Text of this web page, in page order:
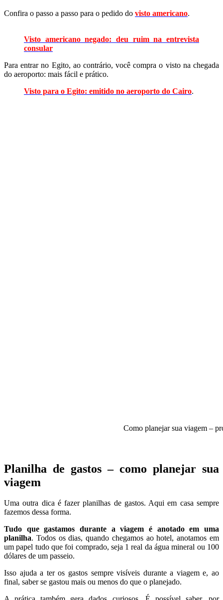
Confira o passo a passo para o pedido do visto americano.
Visto americano negado: deu ruim na entrevista
consular
Para entrar no Egito, ao contrário, você compra o visto na chegada
do aeroporto: mais fácil e prático.
Visto para o Egito: emitido no aeroporto do Cairo.
Como planejar sua viagem –
Planilha de gastos – como planejar sua
viagem
Uma outra dica é fazer planilhas de gastos. Aqui em casa sempre
fazemos dessa forma.
Tudo que gastamos durante a viagem é anotado em uma
planilha. Todos os dias, quando chegamos ao hotel, anotamos em
um papel tudo que foi comprado, seja 1 real da água mineral ou 100
dólares de um passeio.
Isso ajuda a ter os gastos sempre visíveis durante a viagem e, ao
final, saber se gastou mais ou menos do que o planejado.